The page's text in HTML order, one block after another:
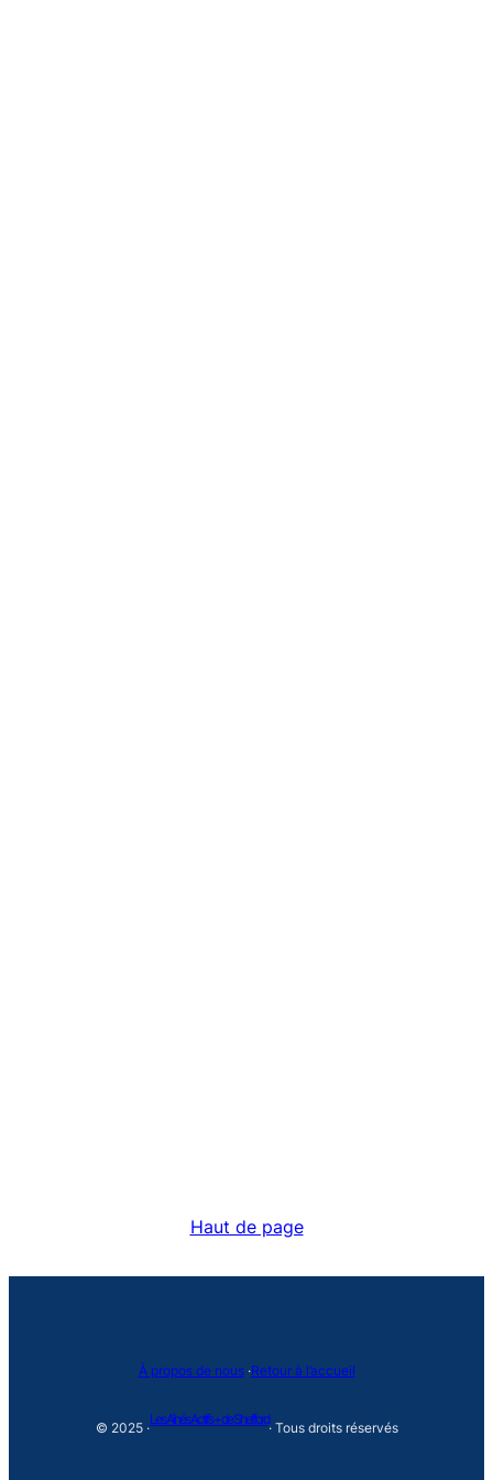
Haut de page
À propos de nous·Retour à l’accueil
© 2025 ·
Les Aînés Actifs + de Shefford
· Tous droits réservés